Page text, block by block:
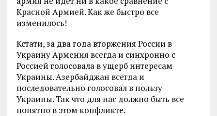
Красной Армией. Как же быстро все
изменилось!
Кстати, за два года вторжения России в
Украину Армения всегда и синхронно с
Россией голосовала в ущерб интересам
Украины. Азербайджан всегда и
последовательно голосовал в пользу
Украины. Так что для нас должно быть все
понятно в этом конфликте.